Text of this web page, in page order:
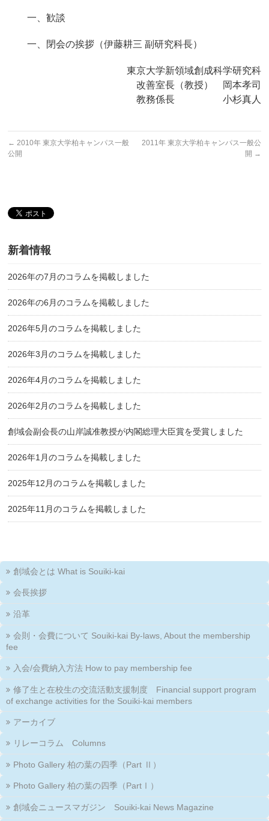
一、歓談
一、閉会の挨拶（伊藤耕三 副研究科長）
東京大学新領域創成科学研究科
改善室長（教授） 岡本孝司
教務係長 小杉真人
← 2010年 東京大学柏キャンパス一般
公開
2011年 東京大学柏キャンパス一般公
開 →
新着情報
2026年の7月のコラムを掲載しました
2026年の6月のコラムを掲載しました
2026年5月のコラムを掲載しました
2026年3月のコラムを掲載しました
2026年4月のコラムを掲載しました
2026年2月のコラムを掲載しました
創域会副会長の山岸誠准教授が内閣総理大臣賞を受賞しました
2026年1月のコラムを掲載しました
2025年12月のコラムを掲載しました
2025年11月のコラムを掲載しました
創域会とは What is Souiki-kai
会長挨拶
沿革
会則・会費について Souiki-kai By-laws, About the membership
fee
入会/会費納入方法 How to pay membership fee
修了生と在校生の交流活動支援制度 Financial support program
of exchange activities for the Souiki-kai members
アーカイブ
リレーコラム Columns
Photo Gallery 柏の葉の四季（Part Ⅱ）
Photo Gallery 柏の葉の四季（PartⅠ）
創域会ニュースマガジン Souiki-kai News Magazine